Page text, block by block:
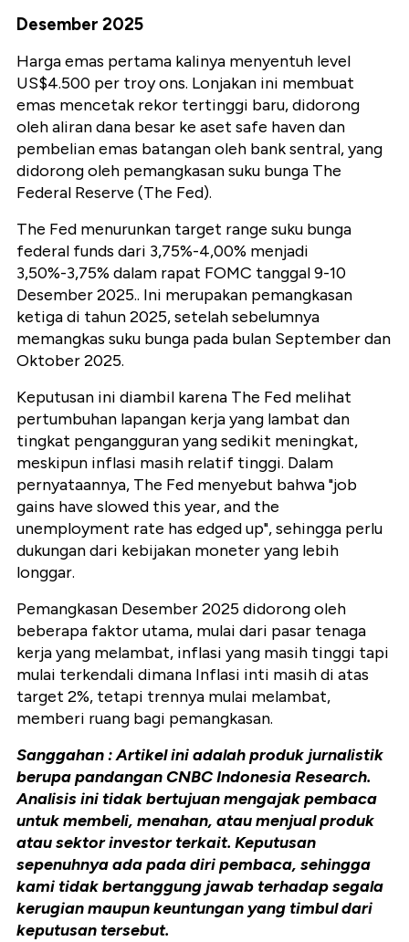
Desember 2025
Harga emas pertama kalinya menyentuh level
US$4.500 per troy ons. Lonjakan ini membuat
emas mencetak rekor tertinggi baru, didorong
oleh aliran dana besar ke aset safe haven dan
pembelian emas batangan oleh bank sentral, yang
didorong oleh pemangkasan suku bunga The
Federal Reserve (The Fed).
The Fed menurunkan target range suku bunga
federal funds dari 3,75%-4,00% menjadi
3,50%-3,75% dalam rapat FOMC tanggal 9-10
Desember 2025.. Ini merupakan pemangkasan
ketiga di tahun 2025, setelah sebelumnya
memangkas suku bunga pada bulan September dan
Oktober 2025.
Keputusan ini diambil karena The Fed melihat
pertumbuhan lapangan kerja yang lambat dan
tingkat pengangguran yang sedikit meningkat,
meskipun inflasi masih relatif tinggi. Dalam
pernyataannya, The Fed menyebut bahwa "job
gains have slowed this year, and the
unemployment rate has edged up", sehingga perlu
dukungan dari kebijakan moneter yang lebih
longgar.
Pemangkasan Desember 2025 didorong oleh
beberapa faktor utama, mulai dari pasar tenaga
kerja yang melambat, inflasi yang masih tinggi tapi
mulai terkendali dimana Inflasi inti masih di atas
target 2%, tetapi trennya mulai melambat,
memberi ruang bagi pemangkasan.
Sanggahan : Artikel ini adalah produk jurnalistik
berupa pandangan CNBC Indonesia Research.
Analisis ini tidak bertujuan mengajak pembaca
untuk membeli, menahan, atau menjual produk
atau sektor investor terkait. Keputusan
sepenuhnya ada pada diri pembaca, sehingga
kami tidak bertanggung jawab terhadap segala
kerugian maupun keuntungan yang timbul dari
keputusan tersebut.